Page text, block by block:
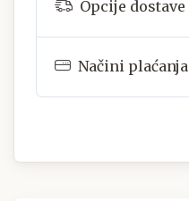
Opcije dostave
Načini plaćanja